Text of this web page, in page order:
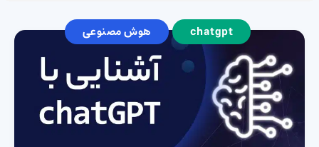
chatgpt هوش مصنوعی